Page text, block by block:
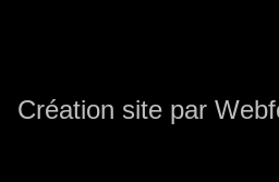
Création site par